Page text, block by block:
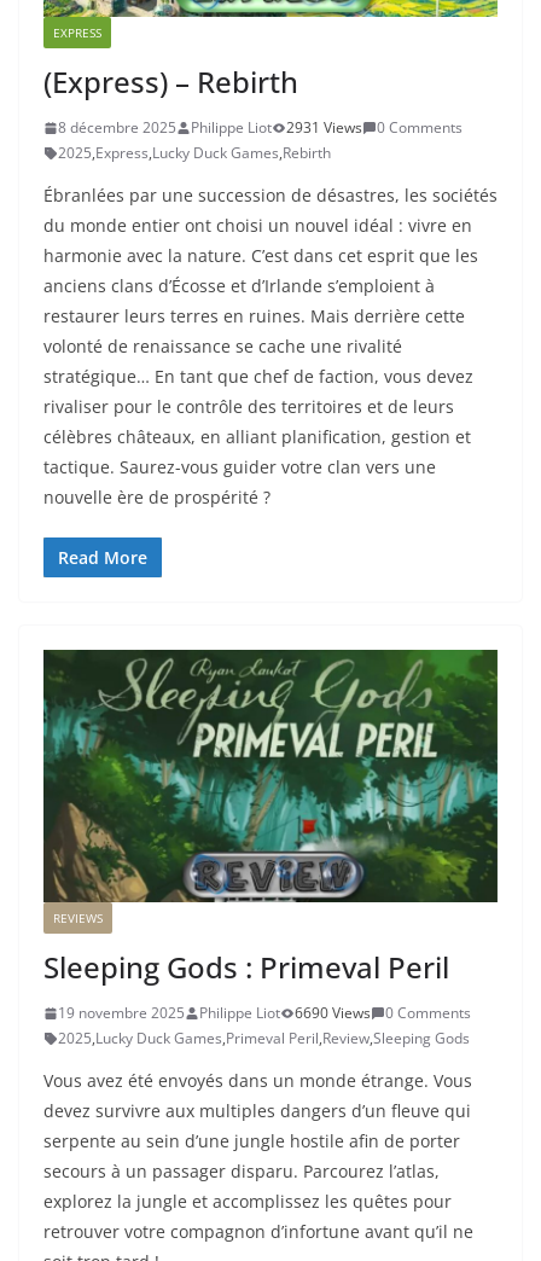
EXPRESS
(Express) – Rebirth
8 décembre 2025 Philippe Liot 2931 Views
0 Comments
2025,Express,Lucky Duck Games,Rebirth
Ébranlées par une succession de désastres, les sociétés
du monde entier ont choisi un nouvel idéal : vivre en
harmonie avec la nature. C’est dans cet esprit que les
anciens clans d’Écosse et d’Irlande s’emploient à
restaurer leurs terres en ruines. Mais derrière cette
volonté de renaissance se cache une rivalité
stratégique… En tant que chef de faction, vous devez
rivaliser pour le contrôle des territoires et de leurs
célèbres châteaux, en alliant planification, gestion et
tactique. Saurez-vous guider votre clan vers une
nouvelle ère de prospérité ?
Read More
REVIEWS
Sleeping Gods : Primeval Peril
19 novembre 2025 Philippe Liot 6690 Views
0 Comments
2025,Lucky Duck Games,Primeval Peril,Review,Sleeping Gods
Vous avez été envoyés dans un monde étrange. Vous
devez survivre aux multiples dangers d’un fleuve qui
serpente au sein d’une jungle hostile afin de porter
secours à un passager disparu. Parcourez l’atlas,
explorez la jungle et accomplissez les quêtes pour
retrouver votre compagnon d’infortune avant qu’il ne